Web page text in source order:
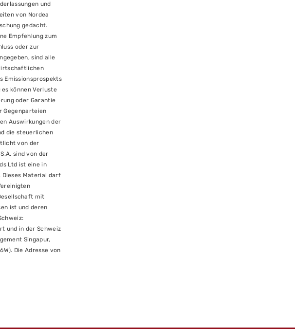
und
von Nordea
gedacht.
Empfehlung zum
oder zur
sind alle
Emissionsprospekts
können Verluste
oder Garantie
Gegenparteien
Auswirkungen der
die steuerlichen
von der
sind von der
Ltd ist eine in
Material darf
mit
ist und deren
und in der Schweiz
Singapur,
Die Adresse von